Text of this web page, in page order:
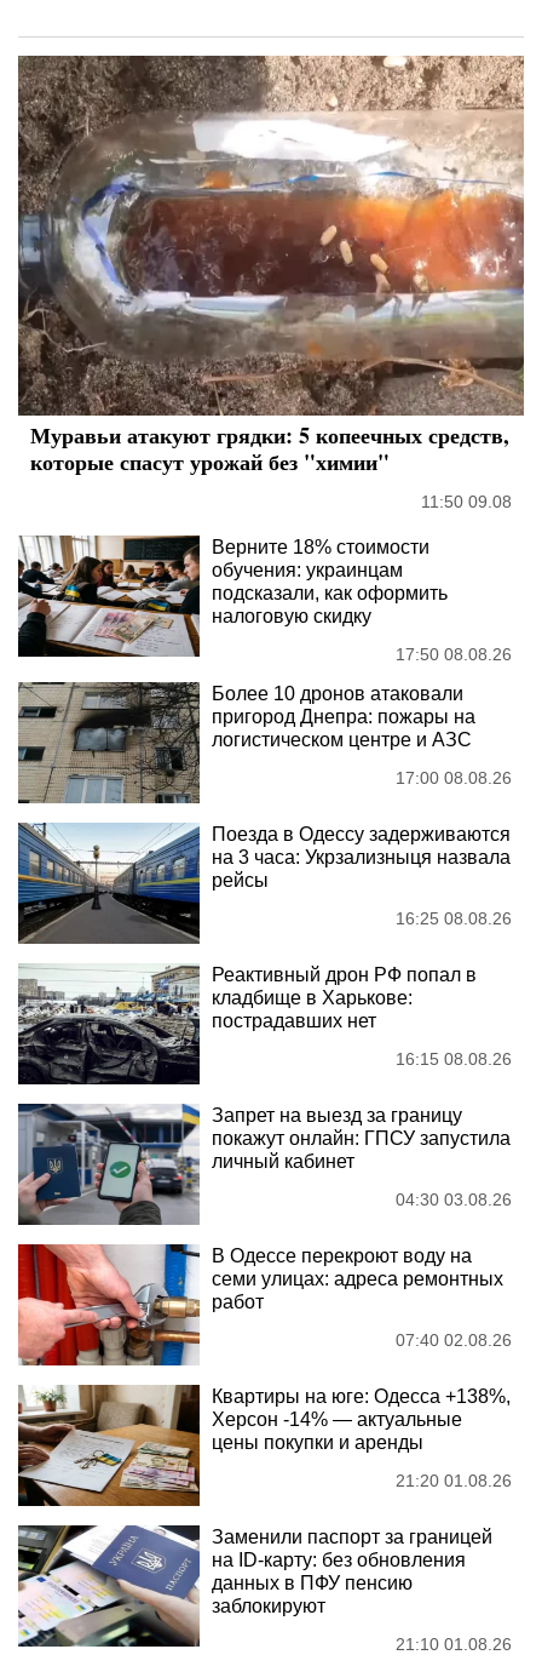
Муравьи атакуют грядки: 5 копеечных средств,
которые спасут урожай без "химии"
11:50 09.08
Верните 18% стоимости
обучения: украинцам
подсказали, как оформить
налоговую скидку
17:50 08.08.26
Более 10 дронов атаковали
пригород Днепра: пожары на
логистическом центре и АЗС
17:00 08.08.26
Поезда в Одессу задерживаются
на 3 часа: Укрзализныця назвала
рейсы
16:25 08.08.26
Реактивный дрон РФ попал в
кладбище в Харькове:
пострадавших нет
16:15 08.08.26
Запрет на выезд за границу
покажут онлайн: ГПСУ запустила
личный кабинет
04:30 03.08.26
В Одессе перекроют воду на
семи улицах: адреса ремонтных
работ
07:40 02.08.26
Квартиры на юге: Одесса +138%,
Херсон -14% — актуальные
цены покупки и аренды
21:20 01.08.26
Заменили паспорт за границей
на ID-карту: без обновления
данных в ПФУ пенсию
заблокируют
21:10 01.08.26